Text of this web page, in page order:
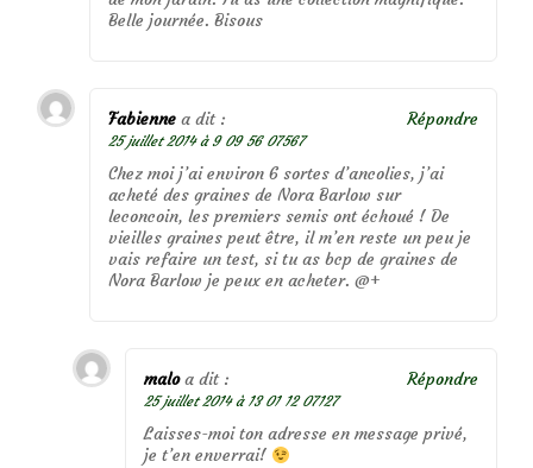
Belle journée. Bisous
Fabienne a dit :
25 juillet 2014 à 9 09 56 07567
Chez moi j’ai environ 6 sortes d’ancolies, j’ai
acheté des graines de Nora Barlow sur
leconcoin, les premiers semis ont échoué ! De
vieilles graines peut être, il m’en reste un peu je
vais refaire un test, si tu as bcp de graines de
Nora Barlow je peux en acheter. @+
Répondre
malo a dit :
25 juillet 2014 à 13 01 12 07127
Laisses-moi ton adresse en message privé,
je t’en enverrai!
Répondre